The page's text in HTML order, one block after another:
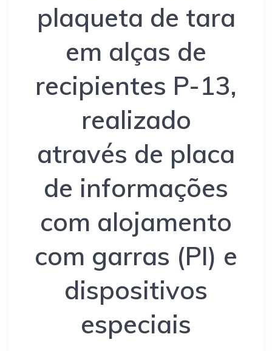
plaqueta de tara
em alças de
recipientes P-13,
realizado
através de placa
de informações
com alojamento
com garras (PI) e
dispositivos
especiais